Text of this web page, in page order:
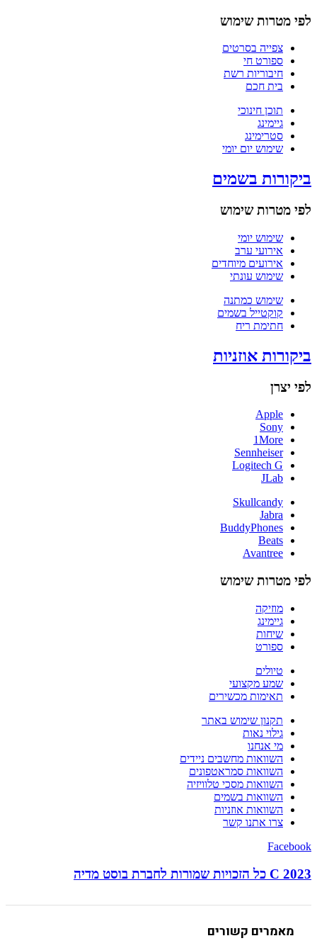
לפי מטרות שימוש
צפייה בסרטים
ספורט חי
חיבוריות רשת
בית חכם
תוכן חינוכי
גיימינג
סטרימינג
שימוש יום יומי
ביקורות בשמים
לפי מטרות שימוש
שימוש יומי
אירועי ערב
אירועים מיוחדים
שימוש עונתי
שימוש כמתנה
קוקטייל בשמים
חתימת ריח
ביקורות אוזניות
לפי יצרן
Apple
Sony
1More
Sennheiser
Logitech G
JLab
Skullcandy
Jabra
BuddyPhones
Beats
Avantree
לפי מטרות שימוש
מוזיקה
גיימינג
שיחות
ספורט
טיולים
שמע מקצועי
תאימות מכשירים
תקנון שימוש באתר
גילוי נאות
מי אנחנו
השוואות מחשבים ניידים
השוואות סמראטפונים
השוואות מסכי טלוויזיה
השוואות בשמים
השוואות אוזניות
צרו אתנו קשר
Facebook
C 2023 כל הזכויות שמורות לחברת בוסט מדיה
מאמרים קשורים